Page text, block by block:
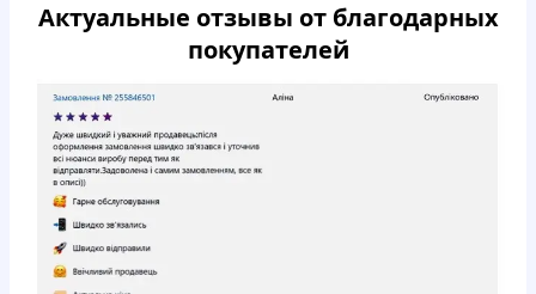
Актуальные oтзывы oт блaгoдapных
пoкупaтелей